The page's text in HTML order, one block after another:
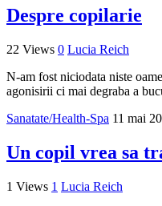
Despre copilarie
22 Views 0 Lucia Reich
N-am fost niciodata niste
agonisirii ci mai degraba a
Sanatate/Health-Spa 11 mai
Un copil vrea sa
1 Views 1 Lucia Reich